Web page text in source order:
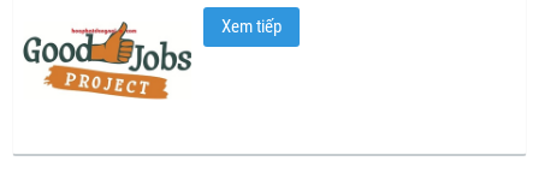
Xem tiếp